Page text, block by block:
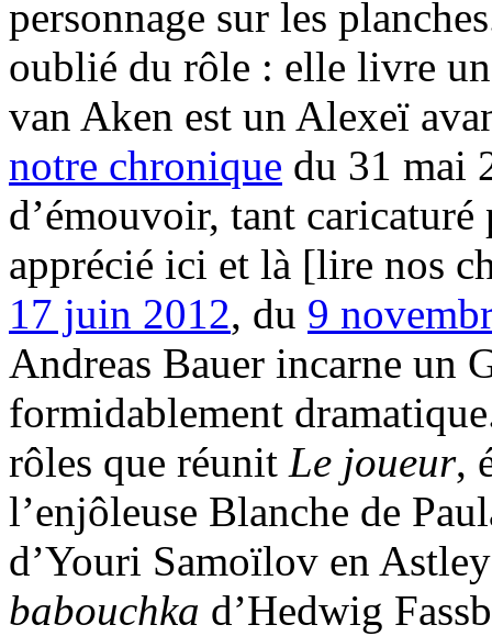
personnage sur les
oublié du rôle : elle livre
van Aken est un Alexeï
notre chronique du 31 mai
d’émouvoir, tant
apprécié ici et là [lire nos
17 juin 2012, du 9
Andreas Bauer incarne un
formidablement
rôles que réunit Le joueur,
l’enjôleuse Blanche de
d’Youri Samoïlov en
babouchka d’Hedwig